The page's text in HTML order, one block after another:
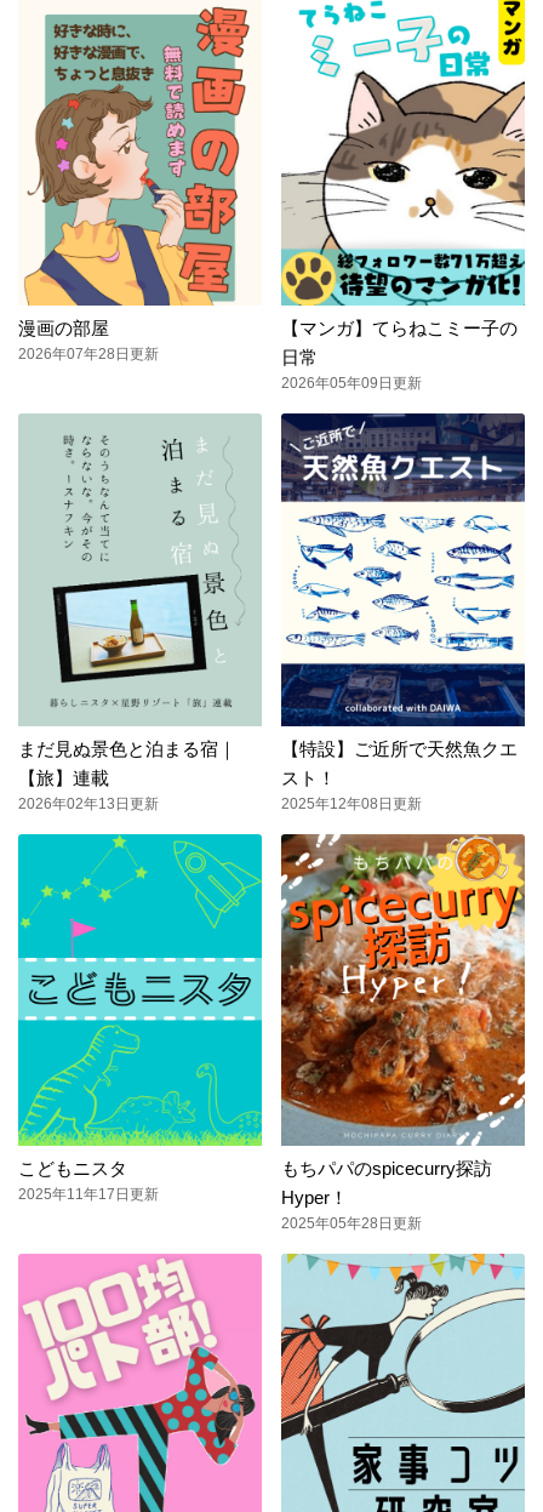
漫画の部屋
2026年07年28日更新
【マンガ】てらねこミー子の
日常
2026年05年09日更新
まだ見ぬ景色と泊まる宿｜
【旅】連載
2026年02年13日更新
【特設】ご近所で天然魚クエ
スト！
2025年12年08日更新
こどもニスタ
2025年11年17日更新
もちパパのspicecurry探訪
Hyper！
2025年05年28日更新